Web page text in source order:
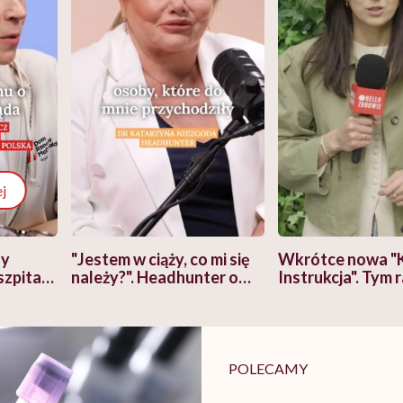
"Jestem w ciąży, co mi się
należy?". Headhunter o
pracy
Wkrótce nowa
Instrukcja". Tym
POLECAMY